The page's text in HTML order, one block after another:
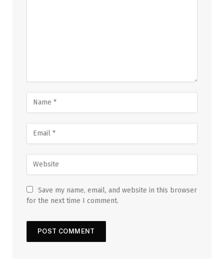
Save my name, email, and website in this browser
for the next time I comment.